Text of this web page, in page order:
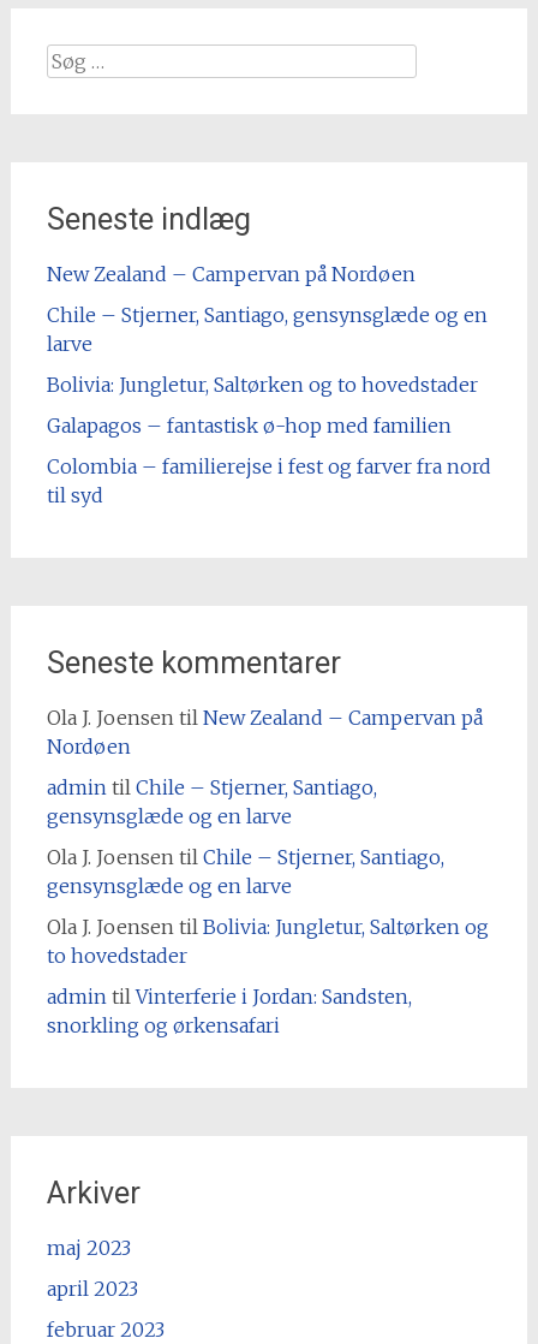
Søg
Seneste indlæg
New Zealand – Campervan på Nordøen
Chile – Stjerner, Santiago, gensynsglæde og en
larve
Bolivia: Jungletur, Saltørken og to hovedstader
Galapagos – fantastisk ø-hop med familien
Colombia – familierejse i fest og farver fra nord
til syd
Seneste kommentarer
Ola J. Joensentil New Zealand – Campervan på
Nordøen
admintil Chile – Stjerner, Santiago,
gensynsglæde og en larve
Ola J. Joensentil Chile – Stjerner, Santiago,
gensynsglæde og en larve
Ola J. Joensentil Bolivia: Jungletur, Saltørken og
to hovedstader
admintilVinterferie i Jordan: Sandsten,
snorkling og ørkensafari
Arkiver
maj 2023
april 2023
februar 2023